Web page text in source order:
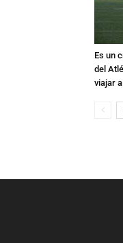
Es un
del
viajar